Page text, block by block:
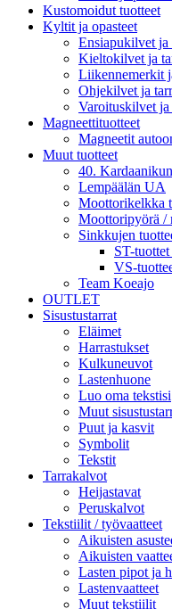
Kustomoidut tuotteet
Kyltit ja opasteet
Ensiapukilvet ja
Kieltokilvet ja
Liikennemerkit
Ohjekilvet ja
Varoituskilvet ja
Magneettituotteet
Magneetit
Muut tuotteet
40.
Lempäälän UA
Moottorikelkka
Moottoripyörä /
Sinkkujen
ST-
VS-
Team Koeajo
OUTLET
Sisustustarrat
Eläimet
Harrastukset
Kulkuneuvot
Lastenhuone
Luo oma tekstisi
Muut
Puut ja kasvit
Symbolit
Tekstit
Tarrakalvot
Heijastavat
Peruskalvot
Tekstiilit / työvaatteet
Aikuisten
Aikuisten
Lasten pipot ja
Lastenvaatteet
Muut tekstiilit